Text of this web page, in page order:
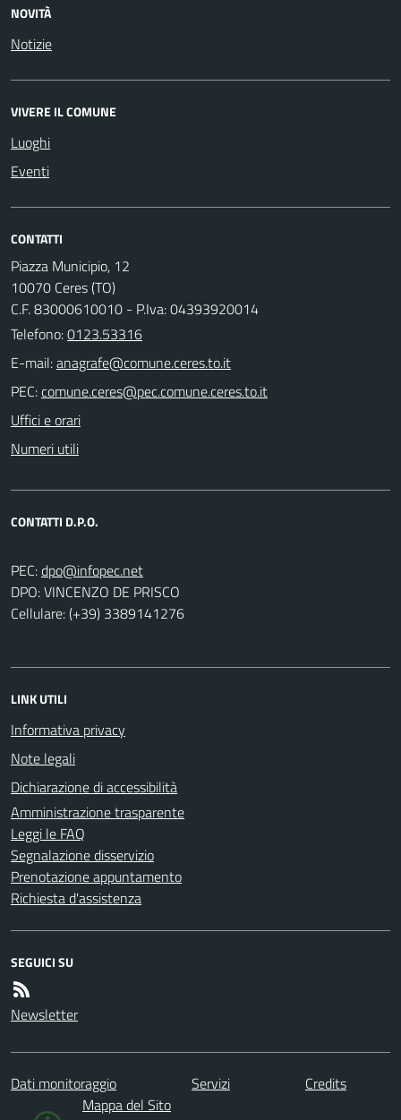
NOVITÀ
Notizie
VIVERE IL COMUNE
Luoghi
Eventi
CONTATTI
Piazza Municipio, 12
10070 Ceres (TO)
C.F. 83000610010 - P.Iva: 04393920014
Telefono:0123.53316
E-mail:
PEC:
Uffici e orari
Numeri utili
CONTATTI D.P.O.
PEC:
DPO: VINCENZO DE PRISCO
Cellulare: (+39) 3389141276
LINK UTILI
Informativa privacy
Note legali
Dichiarazione di accessibilità
Amministrazione trasparente
Leggi le FAQ
Segnalazione disservizio
Prenotazione appuntamento
Richiesta d'assistenza
SEGUICI SU
Newsletter
Dati monitoraggio Servizi
Credits
Mappa del Sito